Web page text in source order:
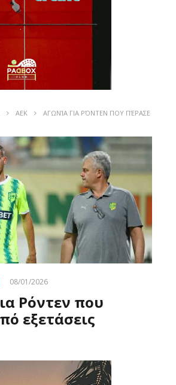
ΑΕΚ
ΑΓΩΝΊΑ ΓΙΑ ΡΌΝΤΕΝ ΠΟΥ ΠΈΡΑΣΕ
08/01/2026
Ρόντεν που
εξετάσεις